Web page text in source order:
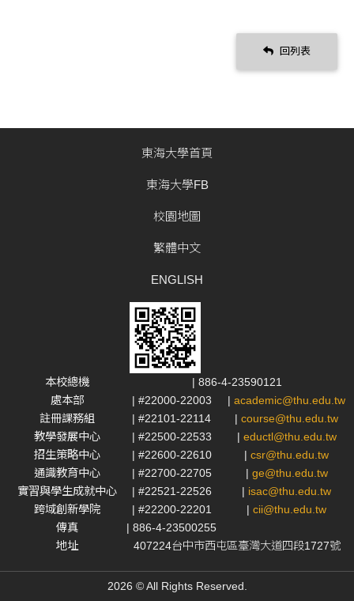
回列表
東海大學首頁
東海大學FB
校園地圖
繁體中文
ENGLISH
本校總機
| 886-4-23590121
處本部
| #22000-22003 | academic@thu.edu.tw
註冊課務組
| #22101-22114 | course@thu.edu.tw
教學發展中心
| #22500-22533 | eductl@thu.edu.tw
招生策略中心
| #22600-22610 | csr@thu.edu.tw
通識教育中心
| #22700-22705 | ge@thu.edu.tw
實習與學生成就中心
| #22521-22526 | isac@thu.edu.tw
跨域創新學院
| #22200-22201 | cii@thu.edu.tw
傳真
| 886-4-23500255
地址
407224台中市西屯區臺灣大道四段1727號
2026 © All Rights Reserved.